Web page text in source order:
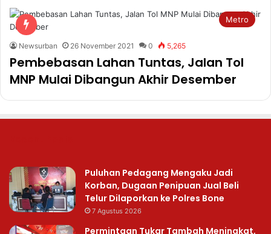
Metro
Newsurban 26 November 2021 0 5,265
Pembebasan Lahan Tuntas, Jalan Tol
MNP Mulai Dibangun Akhir Desember
Puluhan Pedagang Mengaku Jadi
Korban, Dugaan Penipuan Jual Beli
Telur Dilaporkan ke Polres Bone
7 Agustus 2026
Permintaan Tukar Tambah Meningkat,